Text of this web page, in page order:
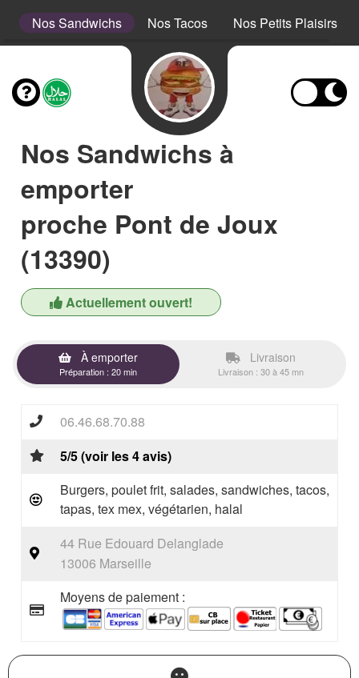
Nos Sandwichs Nos Tacos Nos Petits Plaisirs
Nos Sandwichs à
emporter
proche Pont de Joux
(13390)
Actuellement ouvert!
À emporter
Préparation : 20 min
Livraison
Livraison : 30 à 45 mn
06.46.68.70.88
5/5 (voir les 4 avis)
Burgers, poulet frit, salades, sandwiches, tacos,
tapas, tex mex, végétarien, halal
44 Rue Edouard Delanglade
13006 Marseille
Moyens de paiement :